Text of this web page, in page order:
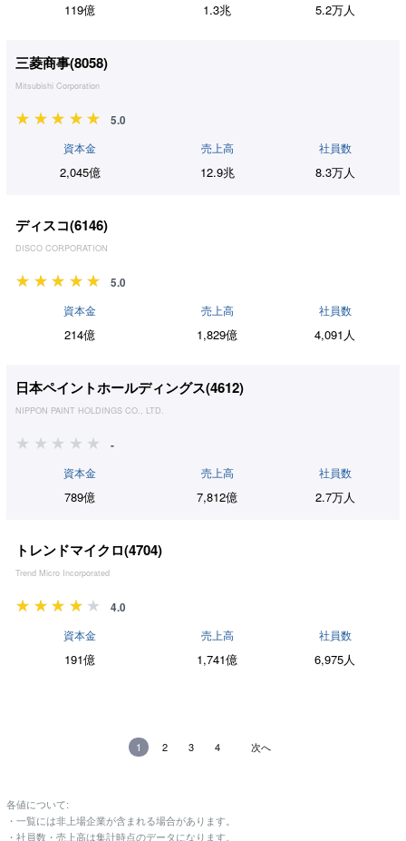
119億 1.3兆 5.2万人
三菱商事(8058)
Mitsubishi Corporation
5.0
資本金
2,045億
売上高
12.9兆
社員数
8.3万人
ディスコ(6146)
DISCO CORPORATION
5.0
資本金
214億
売上高
1,829億
社員数
4,091人
日本ペイントホールディングス(4612)
NIPPON PAINT HOLDINGS CO., LTD.
-
資本金
789億
売上高
7,812億
社員数
2.7万人
トレンドマイクロ(4704)
Trend Micro Incorporated
4.0
資本金
191億
売上高
1,741億
社員数
6,975人
1 2 3 4 次へ
各値について:
・一覧には非上場企業が含まれる場合があります。
・社員数・売上高は集計時点のデータになります。